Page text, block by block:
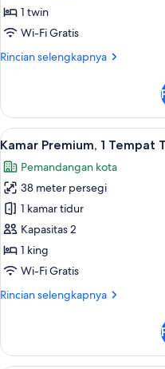
1 twin
Wi-Fi Gratis
Rincian selengkapnya
Rincian
Kamar
Premium
Lihat
semua
foto
untuk
Kamar
Premium,
1
Tempat
King,
3
Kamar Premium, 1 Tempat
Pemandangan kota
38 meter persegi
1 kamar tidur
Kapasitas 2
1 king
Wi-Fi Gratis
Rincian selengkapnya
Rincian
Kamar
Premium,